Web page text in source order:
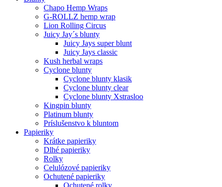
Chapo Hemp Wraps
G-ROLLZ hemp wrap
Lion Rolling Circus
Juicy Jay´s blunty
Juicy Jays super blunt
Juicy Jays classic
Kush herbal wraps
Cyclone blunty
Cyclone blunty klasik
Cyclone blunty clear
Cyclone blunty Xstrasloo
Kingpin blunty
Platinum blunty
Príslušenstvo k bluntom
Papieriky
Krátke papieriky
Dlhé papieriky
Rolky
Celulózové papieriky
Ochutené papieriky
Ochutené rolky